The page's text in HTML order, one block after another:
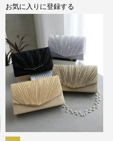
お気に入りに登録する